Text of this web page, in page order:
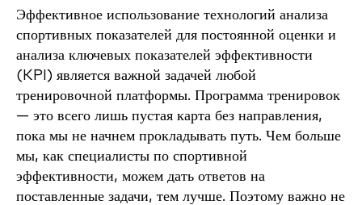
Эффективное использование технологий анализа
спортивных показателей для постоянной оценки и
анализа ключевых показателей эффективности
(KPI) является важной задачей любой
тренировочной платформы. Программа тренировок
— это всего лишь пустая карта без направления,
пока мы не начнем прокладывать путь. Чем больше
мы, как специалисты по спортивной
эффективности, можем дать ответов на
поставленные задачи, тем лучше. Поэтому важно не